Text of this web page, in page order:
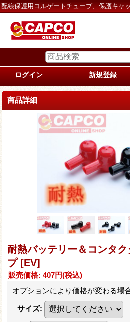
配線保護用コルゲートチューブ、保護キャ
ログイン 新規登録
商品詳細
耐熱バッテリー＆コンタ
プ [EV]
販売価格: 407円(税込)
オプションにより価格が変わる場
サイズ: